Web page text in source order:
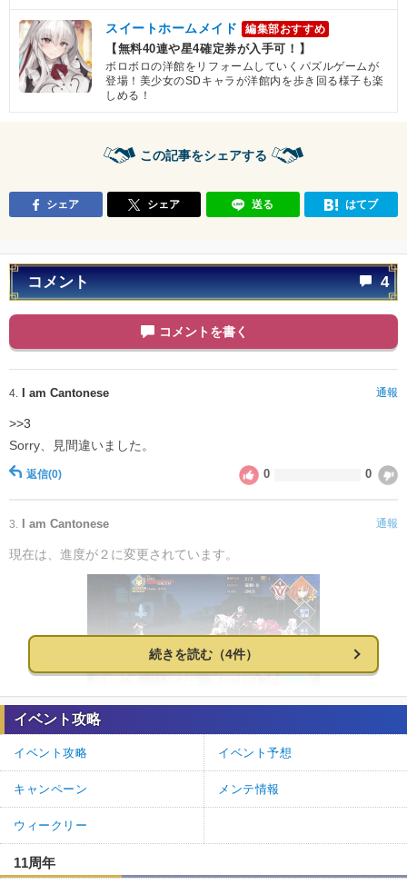
スイートホームメイド 編集部おすすめ
【無料40連や星4確定券が入手可！】
ボロボロの洋館をリフォームしていくパズルゲームが
登場！美少女のSDキャラが洋館内を歩き回る様子も楽
しめる！
この記事をシェアする
シェア シェア 送る はてブ
コメント 4
コメントを書く
4. I am Cantonese 通報
>>3
Sorry、見間違いました。
返信(0) 0 0
3. I am Cantonese 通報
現在は、進度が２に変更されています。
返信(0)
2. 神ゲー攻略＠FGO攻略班 通報
コメントによるご指摘ありがとうございます。
画像を修正、及び記事全体の更新を行いました。
返信(0) 1 0
続きを読む（4件）
イベント攻略
イベント攻略 イベント予想
キャンペーン メンテ情報
ウィークリー
11周年